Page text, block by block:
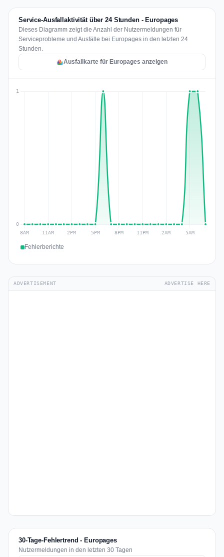
Service-Ausfallaktivität über 24 Stunden - Europages
Dieses Diagramm zeigt die Anzahl der Nutzermeldungen für
Serviceprobleme und Ausfälle bei Europages in den letzten 24
Stunden.
Ausfallkarte für Europages anzeigen
Fehlerberichte
ADVERTISEMENT ADVERTISE HERE
30-Tage-Fehlertrend - Europages
Nutzermeldungen in den letzten 30 Tagen